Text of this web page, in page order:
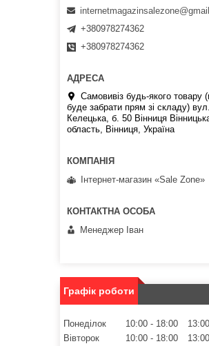
+380978274362
+380978274362
Самовивіз будь-якого товару
буде забрати прям зі складу) вул.
Келецька, б. 50 Вінниця
область, Вінниця, Україна
Інтернет-магазин «Sale Zone»
Менеджер Іван
Графік роботи
Понеділок 10:00 18:00 13:00
Вівторок
10:00 18:00 13:00